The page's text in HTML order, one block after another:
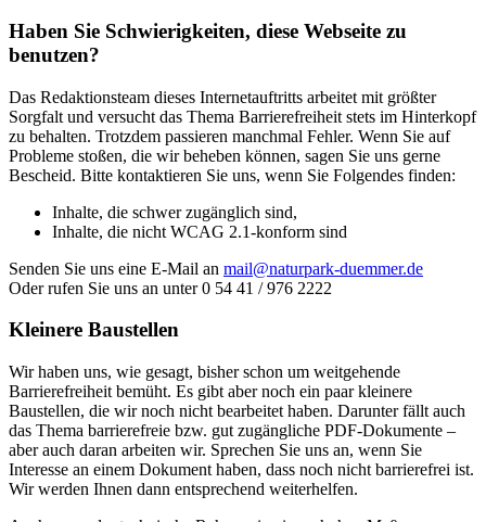
Haben Sie Schwierigkeiten, diese Webseite zu
benutzen?
Das Redaktionsteam dieses Internetauftritts arbeitet mit größter
Sorgfalt und versucht das Thema Barrierefreiheit stets im Hinterkopf
zu behalten. Trotzdem passieren manchmal Fehler. Wenn Sie auf
Probleme stoßen, die wir beheben können, sagen Sie uns gerne
Bescheid. Bitte kontaktieren Sie uns, wenn Sie Folgendes finden:
Inhalte, die schwer zugänglich sind,
Inhalte, die nicht WCAG 2.1-konform sind
Senden Sie uns eine E-Mail an mail@naturpark-duemmer.de
Oder rufen Sie uns an unter 0 54 41 / 976 2222
Kleinere Baustellen
Wir haben uns, wie gesagt, bisher schon um weitgehende
Barrierefreiheit bemüht. Es gibt aber noch ein paar kleinere
Baustellen, die wir noch nicht bearbeitet haben. Darunter fällt auch
das Thema barrierefreie bzw. gut zugängliche PDF-Dokumente –
aber auch daran arbeiten wir. Sprechen Sie uns an, wenn Sie
Interesse an einem Dokument haben, dass noch nicht barrierefrei ist.
Wir werden Ihnen dann entsprechend weiterhelfen.